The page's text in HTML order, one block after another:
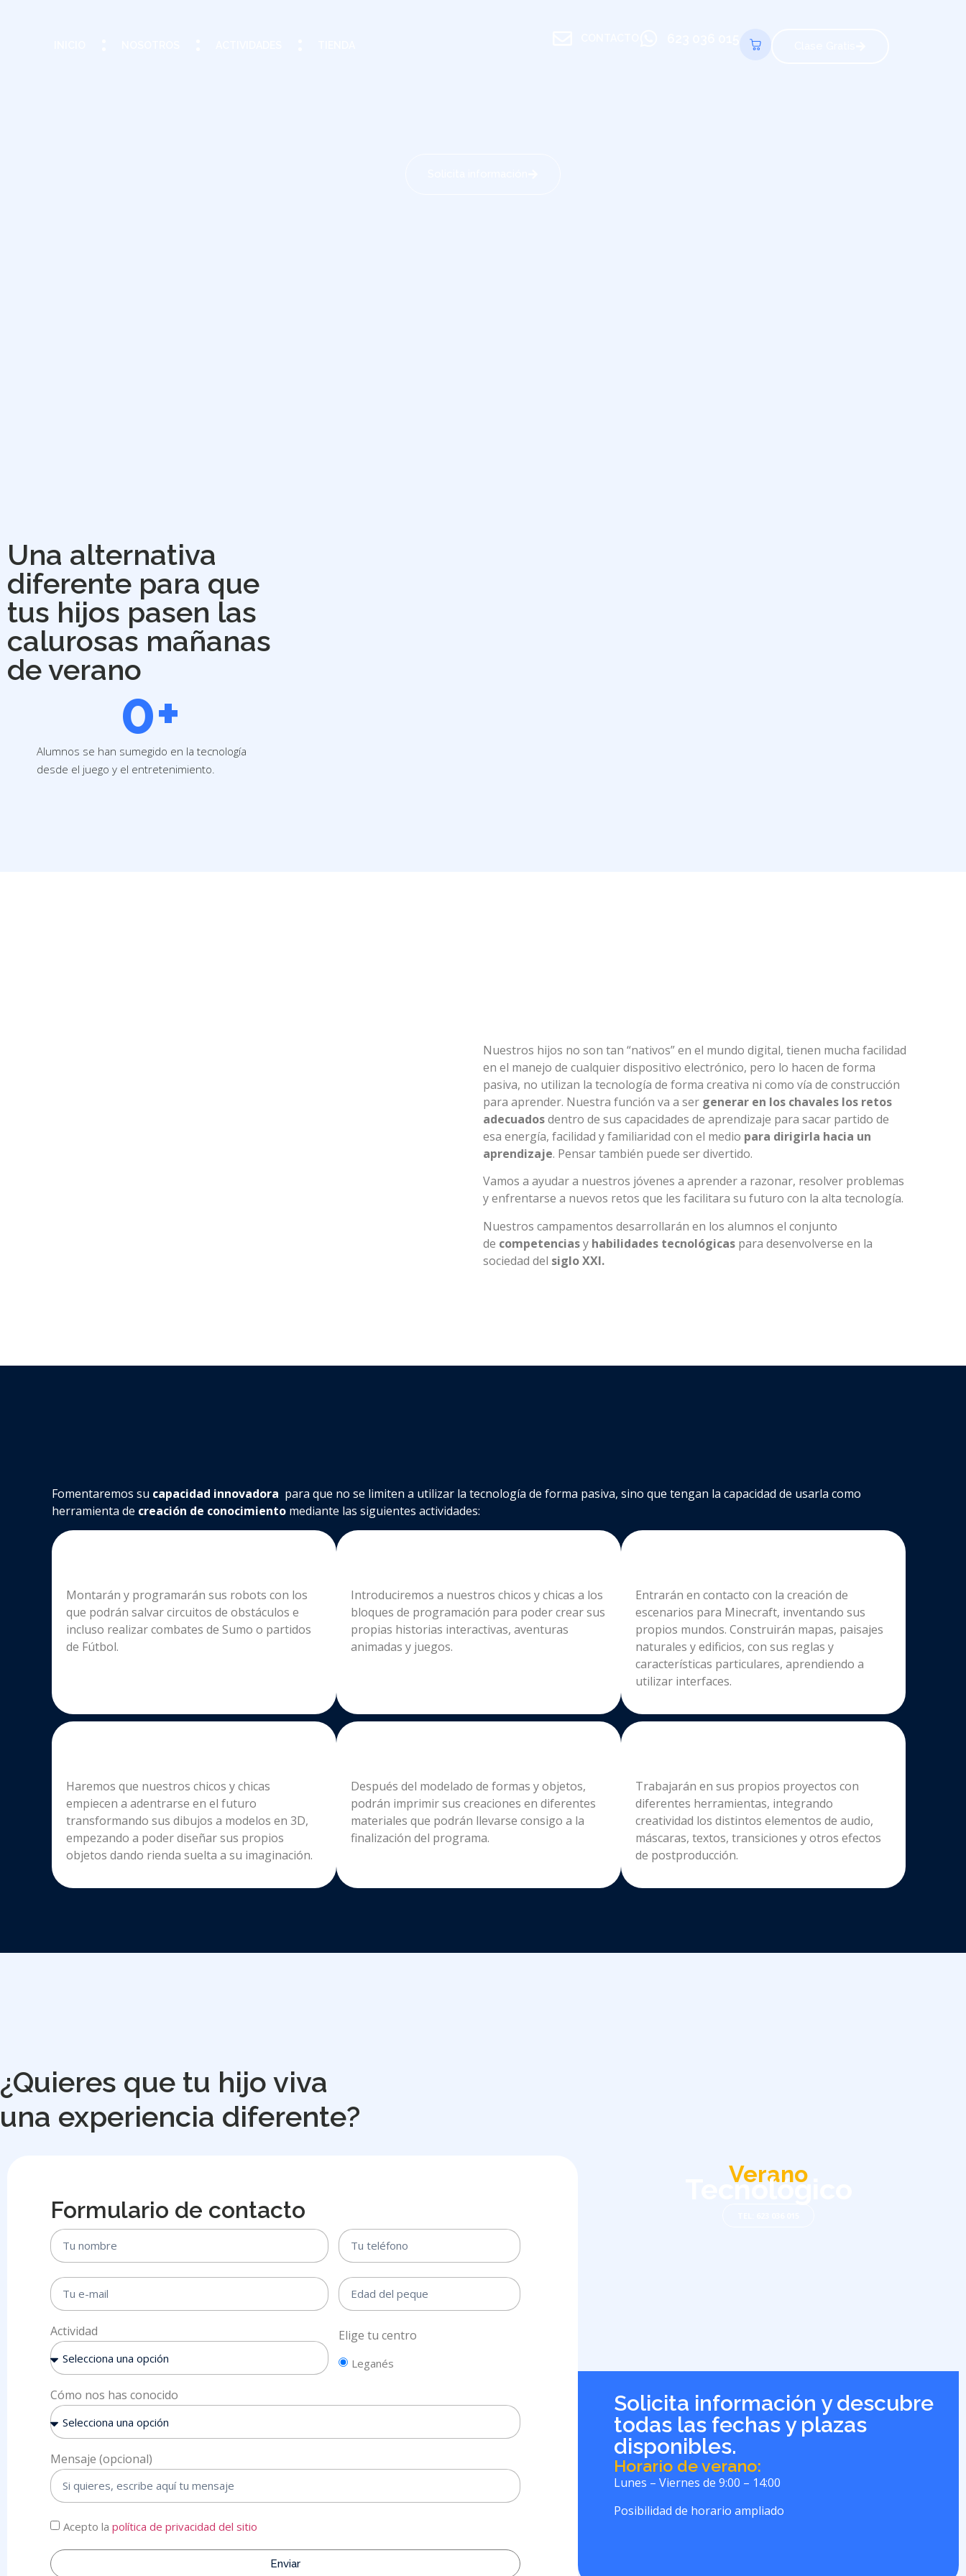
Una alternativa
diferente para que
tus hijos pasen las
calurosas mañanas
de verano
Alumnos se han sumegido en la tecnología
desde el juego y el entretenimiento.
0+
Nuestros hijos no son tan “nativos” en el mundo digital, tienen mucha facilidad
en el manejo de cualquier dispositivo electrónico, pero lo hacen de forma
pasiva, no utilizan la tecnología de forma creativa ni como vía de construcción
para aprender. Nuestra función va a ser generar en los chavales los retos
adecuadosdentro de sus capacidades de aprendizaje para sacar partido de
esa energía, facilidad y familiaridad con el medio para dirigirla hacia un
aprendizaje. Pensar también puede ser divertido.
Vamos a ayudar a nuestros jóvenes a aprender a razonar, resolver problemas
y enfrentarse a nuevos retos que les facilitara su futuro con la alta tecnología.
Nuestros campamentos desarrollarán en los alumnos el conjunto
de competenciasy habilidades tecnológicas para desenvolverse en la
sociedad del siglo XXI.
Fomentaremos su capacidad innovadora para que no se limiten a utilizar la tecnología de forma pasiva, sino que tengan la capacidad de usarla como
herramienta de creación de conocimiento mediante las siguientes actividades:
Montarán y programarán sus robots con los
que podrán salvar circuitos de obstáculos e
incluso realizar combates de Sumo o partidos
de Fútbol.
Introduciremos a nuestros chicos y chicas a los
bloques de programación para poder crear sus
propias historias interactivas, aventuras
animadas y juegos.
Entrarán en contacto con la creación de
escenarios para Minecraft, inventando sus
propios mundos. Construirán mapas, paisajes
naturales y edificios, con sus reglas y
características particulares, aprendiendo a
utilizar interfaces.
Haremos que nuestros chicos y chicas
empiecen a adentrarse en el futuro
transformando sus dibujos a modelos en 3D,
empezando a poder diseñar sus propios
objetos dando rienda suelta a su imaginación.
Después del modelado de formas y objetos,
podrán imprimir sus creaciones en diferentes
materiales que podrán llevarse consigo a la
finalización del programa.
Trabajarán en sus propios proyectos con
diferentes herramientas, integrando
creatividad los distintos elementos de audio,
máscaras, textos, transiciones y otros efectos
de postproducción.
¿Quieres que tu hijo viva
una experiencia diferente?
Formulario de contacto
Actividad Elige tu centro
Leganés
Cómo nos has conocido
Mensaje (opcional)
Acepto la política de privacidad del sitio
Enviar
Verano
Tecnológico
Solicita información y descubre
todas las fechas y plazas
disponibles.
Horario de verano:
Lunes – Viernes de 9:00 – 14:00
Posibilidad de horario ampliado